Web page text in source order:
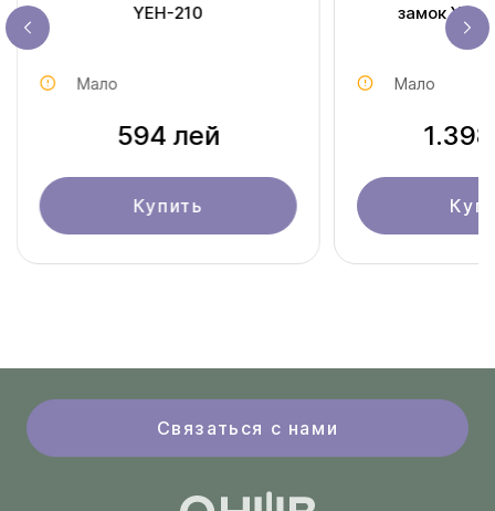
YEH-210
Мало
594 лей
Купить
замок YB-
Мало
Связаться с нами